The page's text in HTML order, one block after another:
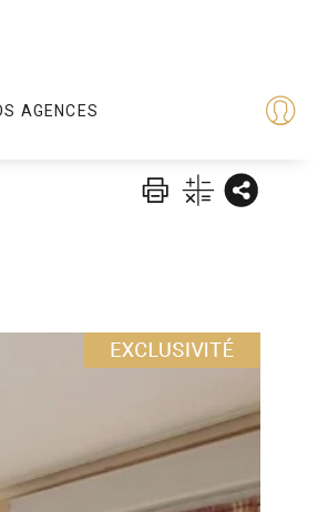
AGENCES